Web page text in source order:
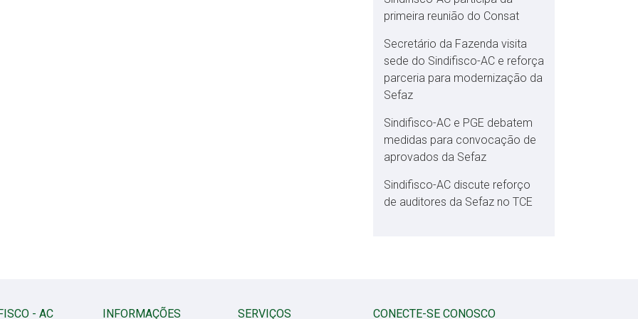
primeira reunião do Consat
Secretário da Fazenda visita
sede do Sindifisco-AC e reforça
parceria para modernização da
Sefaz
Sindifisco-AC e PGE debatem
medidas para convocação de
aprovados da Sefaz
Sindifisco-AC discute reforço
de auditores da Sefaz no TCE
- AC INFORMAÇÕES SERVIÇOS CONECTE-SE CONOSCO